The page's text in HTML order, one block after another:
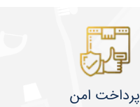
پرداخت امن